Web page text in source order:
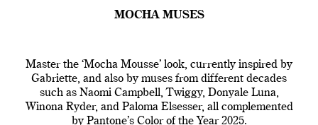
MOCHA MUSES
Master the ‘Mocha Mousse’ look, currently inspired by
Gabriette, and also by muses from different decades
such as Naomi Campbell, Twiggy, Donyale Luna,
Winona Ryder, and Paloma Elsesser, all complemented
by Pantone’s Color of the Year 2025.